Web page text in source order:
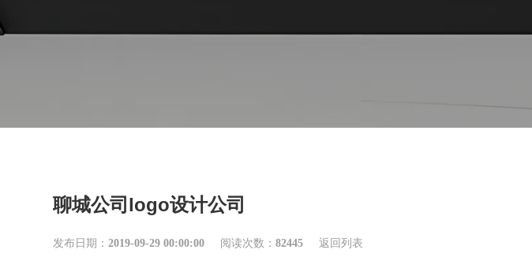
聊城公司logo设计公司
发布日期：2019-09-29 00:00:00 阅读次数：82445 返回列表